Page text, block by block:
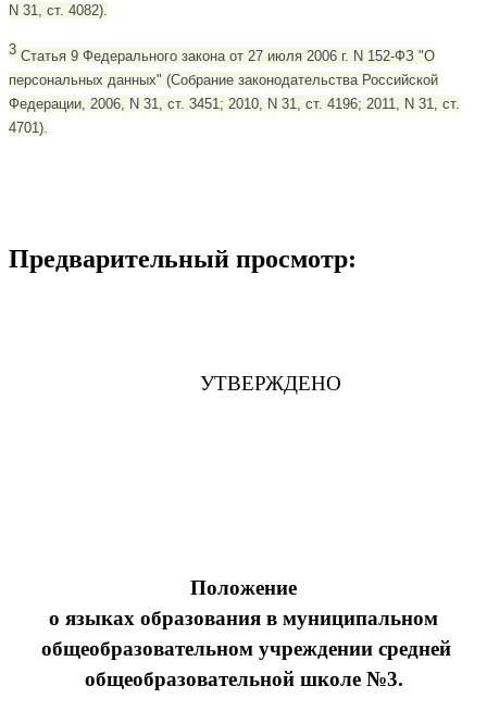
N 31, ст. 4082).
3 Статья 9 Федерального закона от 27 июля 2006 г. N 152-ФЗ "О
персональных данных" (Собрание законодательства Российской
Федерации, 2006, N 31, ст. 3451; 2010, N 31, ст. 4196; 2011, N 31, ст.
4701).
Предварительный просмотр:
УТВЕРЖДЕНО
Положение
о языках образования в муниципальном
общеобразовательном учреждении средней
общеобразовательной школе №3.